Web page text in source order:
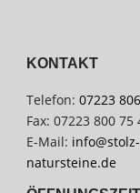
KONTAKT
Telefon:07223
Fax: 07223 800 75
E-Mail: info@stolz-
natursteine.de